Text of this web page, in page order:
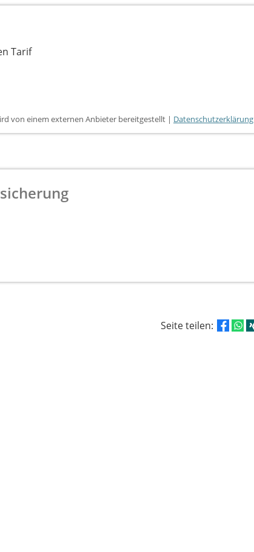
Tarif
von einem externen Anbieter bereitgestellt | Datenschutzerklärung
Seite teilen: